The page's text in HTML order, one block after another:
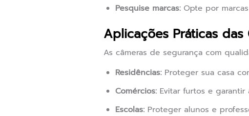
Pesquise marcas: Opte por
Aplicações Práticas
As câmeras de segurança com
Residências: Proteger sua casa
Comércios: Evitar furtos e
Escolas: Proteger alunos e